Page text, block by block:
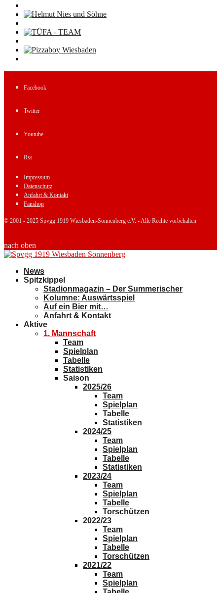
Facebook
Twitter
Youtube
Rss
Impressum
Datenschutz
Anfahrt & Kontakt
Fanshop
© 2001 - 2025 Spvgg 1919 Wiesbaden-Sonnenberg e.V. - Alle Rechte vorbehalten
nach oben
News
Spitzkippel
Stadionmagazin – Der Summerischer
Kolumne: Auswärtsspiel
Auf ein Bier mit…
Anfahrt & Kontakt
Aktive
1. Mannschaft
Team
Spielplan
Tabelle
Statistiken
Saison
2025/26
Team
Spielplan
Tabelle
Statistiken
2024/25
Team
Spielplan
Tabelle
Statistiken
2023/24
Team
Spielplan
Tabelle
Torschützen
2022/23
Team
Spielplan
Tabelle
Torschützen
2021/22
Team
Spielplan